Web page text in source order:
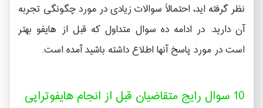
نظر گرفته اید، احتمالاً سوالات زیادی در مورد چگونگی تجربه
آن دارید. در ادامه ده سوال متداول که قبل از هایفو بهتر
است در مورد پاسخ آنها اطلاع داشته باشید آمده است.
10 سوال رایج متقاضیان قبل از انجام هایفوتراپی